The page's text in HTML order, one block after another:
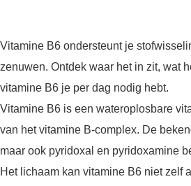
Vitamine B6 ondersteunt je
zenuwen. Ontdek waar het in zit, wat
vitamine B6 je per dag nodig hebt.
Vitamine B6 is een wateroplosbare
van het vitamine B-complex. De
maar ook pyridoxal en pyridoxamine
Het lichaam kan vitamine B6 niet zelf